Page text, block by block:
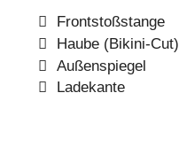
Frontstoßstange
Haube (Bikini-Cut)
Außenspiegel
Ladekante